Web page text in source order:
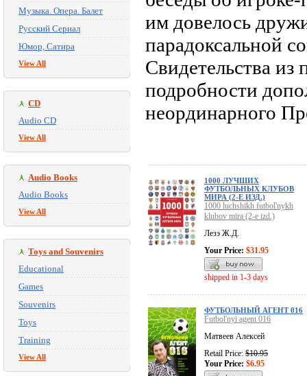
Музыка. Опера. Балет
Русский Сериал
Юмор, Сатира
View All
CD
Audio CD
View All
Audio Books
Audio Books
View All
Toys and Souvenirs
Educational
Games
Souvenirs
Toys
Training
View All
им довелось
парадоксальной
Свидетельства из
подробности
неординарного
1000 ЛУЧШИХ
ФУТБОЛЬНЫХ КЛУБОВ
МИРА (2-Е ИЗД.)
1000 luchshikh futbol'nykh
klubov mira (2-e izd.)
Лезэ Ж.Д.
Your Price: $31.95
shipped in 1-3 days
ФУТБОЛЬНЫЙ АГЕНТ 016
Futbol'nyi agent 016
Матвеев Алексей
Retail Price: $10.95
Your Price: $6.95